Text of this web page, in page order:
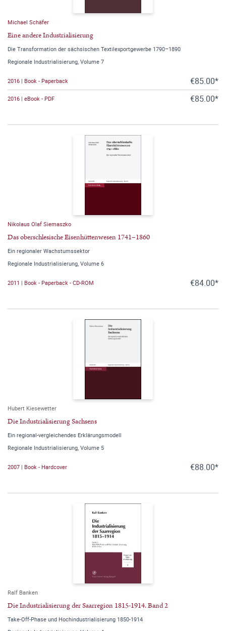
Michael Schäfer
Eine andere Industrialisierung
Die Transformation der sächsischen Textilexportgewerbe 1790–1890
Regionale Industrialisierung, Volume 7
2016 | Book - Paperback €85.00*
2016 | eBook - PDF €85.00*
Nikolaus Olaf Siemaszko
Das oberschlesische Eisenhüttenwesen 1741–1860
Ein regionaler Wachstumssektor
Regionale Industrialisierung, Volume 6
2011 | Book - Paperback - CD-ROM €84.00*
Hubert Kiesewetter
Die Industrialisierung Sachsens
Ein regional-vergleichendes Erklärungsmodell
Regionale Industrialisierung, Volume 5
2007 | Book - Hardcover €88.00*
Ralf Banken
Die Industrialisierung der Saarregion 1815-1914. Band 2
Take-Off-Phase und Hochindustrialisierung 1850-1914